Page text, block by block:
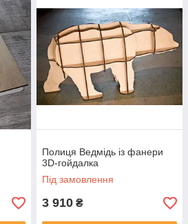
Полиця Ведмідь із фанери
3D-гойдалка
Під замовлення
3 910 ₴